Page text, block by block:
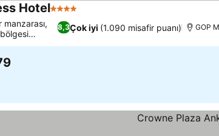
Hotel4 Yıldız
8,3Çok iyi (1.090 misafir puanı) GOP